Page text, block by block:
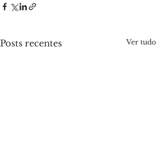
Posts recentes Ver tudo